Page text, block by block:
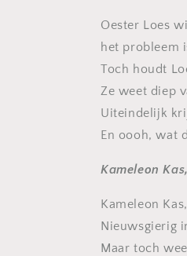
Oester Loes
het probleem
Toch houdt
Ze weet diep
Uiteindelijk
En oooh, wat
Kameleon
Kameleon
Nieuwsgierig
Maar toch